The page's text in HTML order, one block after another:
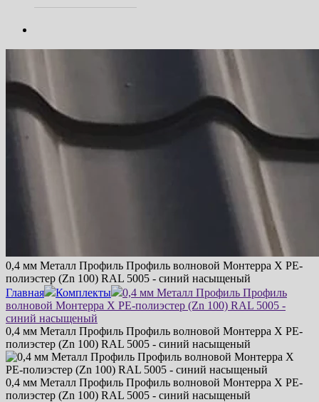
0,4 мм Металл Профиль Профиль волновой Монтерра Х PE-
полиэстер (Zn 100) RAL 5005 - синий насыщеный
Главная
Комплекты
0,4 мм Металл Профиль Профиль
волновой Монтерра Х PE-полиэстер (Zn 100) RAL 5005 -
синий насыщеный
0,4 мм Металл Профиль Профиль волновой Монтерра Х PE-
полиэстер (Zn 100) RAL 5005 - синий насыщеный
0,4 мм Металл Профиль Профиль волновой Монтерра Х PE-
полиэстер (Zn 100) RAL 5005 - синий насыщеный